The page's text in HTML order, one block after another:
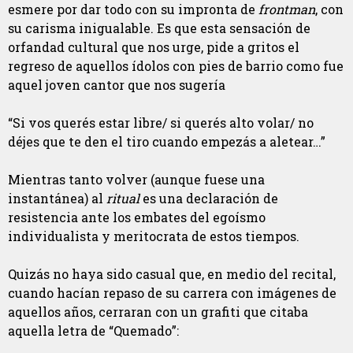
esmere por dar todo con su impronta de frontman, con
su carisma inigualable. Es que esta sensación de
orfandad cultural que nos urge, pide a gritos el
regreso de aquellos ídolos con pies de barrio como fue
aquel joven cantor que nos sugería
“Si vos querés estar libre/ si querés alto volar/ no
déjes que te den el tiro cuando empezás a aletear…”
Mientras tanto volver (aunque fuese una
instantánea) al rituales una declaración de
resistencia ante los embates del egoísmo
individualista y meritocrata de estos tiempos.
Quizás no haya sido casual que, en medio del recital,
cuando hacían repaso de su carrera con imágenes de
aquellos años, cerraran con un grafiti que citaba
aquella letra de “Quemado”: